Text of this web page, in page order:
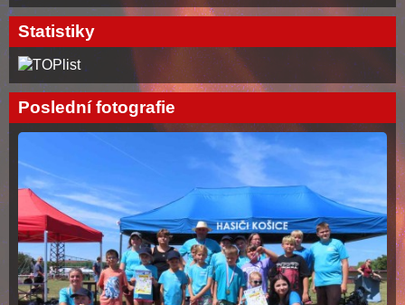
Statistiky
Poslední fotografie